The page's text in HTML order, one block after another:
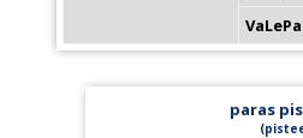
paras